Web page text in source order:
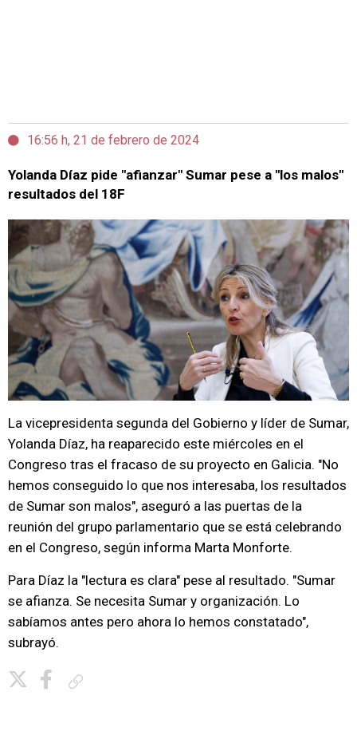
16:56 h, 21 de febrero de 2024
Yolanda Díaz pide "afianzar" Sumar pese a "los malos"
resultados del 18F
La vicepresidenta segunda del Gobierno y líder de Sumar,
Yolanda Díaz, ha reaparecido este miércoles en el
Congreso tras el fracaso de su proyecto en Galicia. "No
hemos conseguido lo que nos interesaba, los resultados
de Sumar son malos", aseguró a las puertas de la
reunión del grupo parlamentario que se está celebrando
en el Congreso, según informa Marta Monforte.
Para Díaz la "lectura es clara" pese al resultado. "Sumar
se afianza. Se necesita Sumar y organización. Lo
sabíamos antes pero ahora lo hemos constatado",
subrayó.